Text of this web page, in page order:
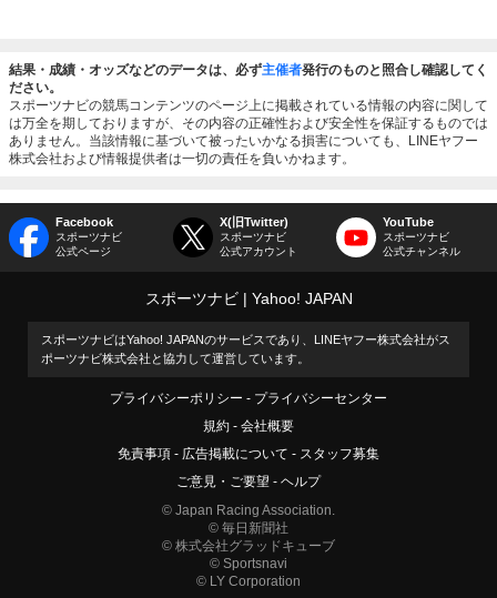
結果・成績・オッズなどのデータは、必ず主催者発行のものと照合し確認してく
ださい。
スポーツナビの競馬コンテンツのページ上に掲載されている情報の内容に関して
は万全を期しておりますが、その内容の正確性および安全性を保証するものでは
ありません。当該情報に基づいて被ったいかなる損害についても、LINEヤフー
株式会社および情報提供者は一切の責任を負いかねます。
Facebook
スポーツナビ
公式ページ
X(旧Twitter)
スポーツナビ
公式アカウント
YouTube
スポーツナビ
公式チャンネル
スポーツナビ Yahoo! JAPAN
スポーツナビはYahoo! JAPANのサービスであり、LINEヤフー株式会社がス
ポーツナビ株式会社と協力して運営しています。
プライバシーポリシー
プライバシーセンター
規約
会社概要
免責事項
広告掲載について
スタッフ募集
ご意見・ご要望
ヘルプ
© Japan Racing Association.
© 毎日新聞社
© 株式会社グラッドキューブ
© Sportsnavi
© LY Corporation